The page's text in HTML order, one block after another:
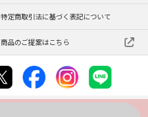
特定商取引法に基づく表記について
商品のご提案はこちら